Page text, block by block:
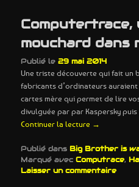
Computertrace,
mouchard dans
Publié le29 mai 2014
Une triste découverte qui fait un
fabricants d’ordinateurs
cartes mère qui permet de lire
divulguée par par Kaspersky
Continuer la lecture →
Publié dans Big Brother is
Marqué avec Computrace,
Laisser un commentaire